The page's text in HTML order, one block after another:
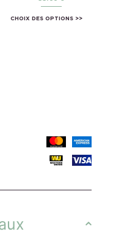
CHOIX DES OPTIONS